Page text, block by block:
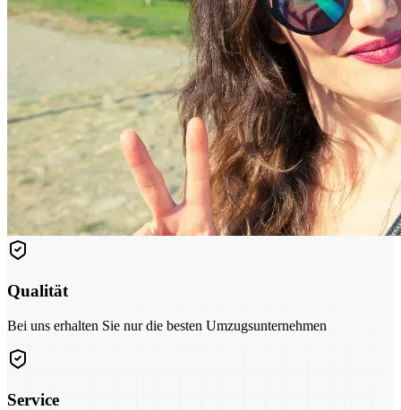
Qualität
Bei uns erhalten Sie nur die besten Umzugsunternehmen
Service